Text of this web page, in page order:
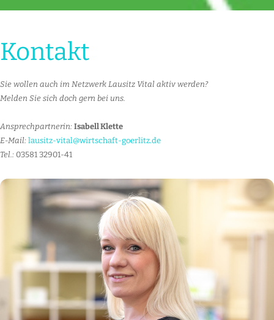
Kontakt
Sie wollen auch im Netzwerk Lausitz Vital aktiv werden?
Melden Sie sich doch gern bei uns.
Ansprechpartnerin: Isabell Klette
E-Mail: lausitz-vital@wirtschaft-goerlitz.de
Tel.: 03581 32901-41